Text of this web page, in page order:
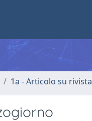
1a - Articolo su rivista